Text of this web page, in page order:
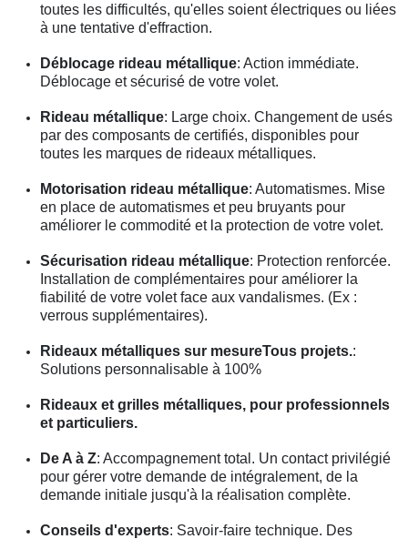
toutes les difficultés, qu'elles soient électriques ou liées
à une tentative d'effraction.
Déblocage rideau métallique: Action immédiate.
Déblocage et sécurisé de votre volet.
Rideau métallique: Large choix. Changement de usés
par des composants de certifiés, disponibles pour
toutes les marques de rideaux métalliques.
Motorisation rideau métallique: Automatismes. Mise
en place de automatismes et peu bruyants pour
améliorer le commodité et la protection de votre volet.
Sécurisation rideau métallique: Protection renforcée.
Installation de complémentaires pour améliorer la
fiabilité de votre volet face aux vandalismes. (Ex :
verrous supplémentaires).
Rideaux métalliques sur mesureTous projets.:
Solutions personnalisable à 100%
Rideaux et grilles métalliques, pour professionnels
et particuliers.
De A à Z: Accompagnement total. Un contact privilégié
pour gérer votre demande de intégralement, de la
demande initiale jusqu'à la réalisation complète.
Conseils d'experts: Savoir-faire technique. Des